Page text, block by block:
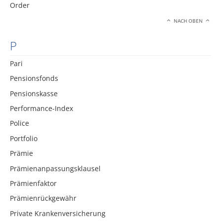
Order
NACH OBEN
P
Pari
Pensionsfonds
Pensionskasse
Performance-Index
Police
Portfolio
Prämie
Prämienanpassungsklausel
Prämienfaktor
Prämienrückgewähr
Private Krankenversicherung